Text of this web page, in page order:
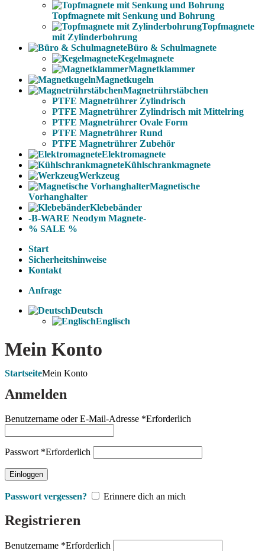
Topfmagnete mit Senkung und Bohrung
Topfmagnete
mit Zylinderbohrung
Büro & Schulmagnete
Kegelmagnete
Magnetklammer
Magnetkugeln
Magnetrührstäbchen
PTFE Magnetrührer Zylindrisch
PTFE Magnetrührer Zylindrisch mit Mittelring
PTFE Magnetrührer Ovale Form
PTFE Magnetrührer Rund
PTFE Magnetrührer Zubehör
Elektromagnete
Kühlschrankmagnete
Werkzeug
Magnetische
Vorhanghalter
Klebebänder
-B-WARE Neodym Magnete-
% SALE %
Start
Sicherheitshinweise
Kontakt
Anfrage
Deutsch
Englisch
Mein Konto
StartseiteMein Konto
Anmelden
Benutzername oder E-Mail-Adresse *Erforderlich
Passwort *Erforderlich
Einloggen
Passwort vergessen? Erinnere dich an mich
Registrieren
Benutzername *Erforderlich